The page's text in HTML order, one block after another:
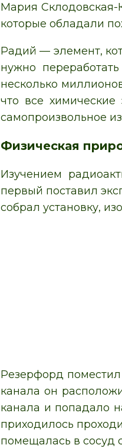
Мария Склодовская-
которые обладали
Радий — элемент,
нужно
несколько
что все
самопроизвольное
Физическая
Изучением
первый поставил
собрал установку,
Резерфорд
канала он
канала и попадало
приходилось
помещалась в сосуд